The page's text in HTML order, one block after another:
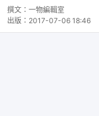
撰文： 一物編輯室
出版： 2017-07-06 18:46